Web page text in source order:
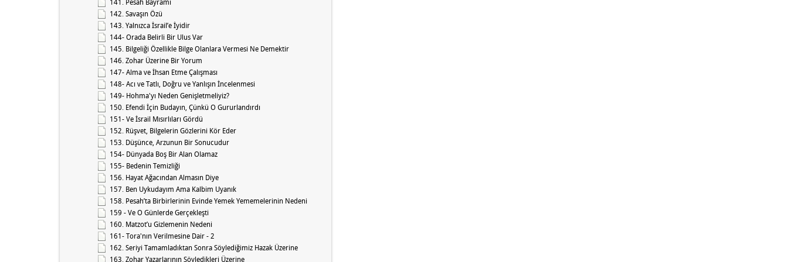
142. Savaşın Özü
143. Yalnızca İsrail’e İyidir
144- Orada Belirli Bir Ulus Var
145. Bilgeliği Özellikle Bilge Olanlara Vermesi Ne Demektir
146. Zohar Üzerine Bir Yorum
147- Alma ve İhsan Etme Çalışması
148- Acı ve Tatlı, Doğru ve Yanlışın İncelenmesi
149- Hohma'yı Neden Genişletmeliyiz?
150. Efendi İçin Budayın, Çünkü O Gururlandırdı
151- Ve İsrail Mısırlıları Gördü
152. Rüşvet, Bilgelerin Gözlerini Kör Eder
153. Düşünce, Arzunun Bir Sonucudur
154- Dünyada Boş Bir Alan Olamaz
155- Bedenin Temizliği
156. Hayat Ağacından Almasın Diye
157. Ben Uykudayım Ama Kalbim Uyanık
158. Pesah’ta Birbirlerinin Evinde Yemek Yememelerinin Nedeni
159 - Ve O Günlerde Gerçekleşti
160. Matzot’u Gizlemenin Nedeni
161- Tora'nın Verilmesine Dair - 2
162. Seriyi Tamamladıktan Sonra Söylediğimiz Hazak Üzerine
163. Zohar Yazarlarının Söyledikleri Üzerine